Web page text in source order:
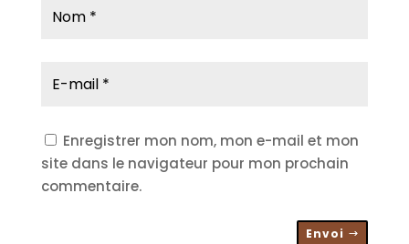
Enregistrer mon nom, mon e-mail et mon
site dans le navigateur pour mon prochain
commentaire.
Envoi